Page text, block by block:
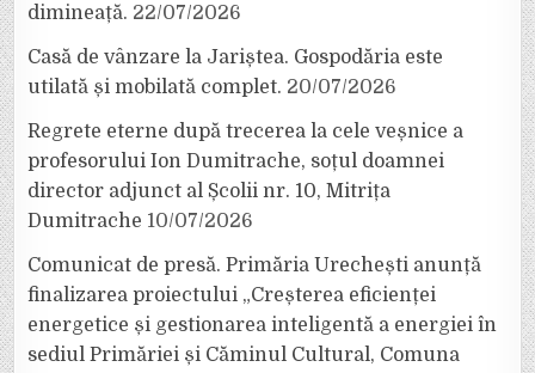
dimineață. 22/07/2026
Casă de vânzare la Jariștea. Gospodăria este
utilată și mobilată complet. 20/07/2026
Regrete eterne după trecerea la cele veșnice a
profesorului Ion Dumitrache, soțul doamnei
director adjunct al Școlii nr. 10, Mitrița
Dumitrache 10/07/2026
Comunicat de presă. Primăria Urechești anunță
finalizarea proiectului „Creșterea eficienței
energetice și gestionarea inteligentă a energiei în
sediul Primăriei și Căminul Cultural, Comuna